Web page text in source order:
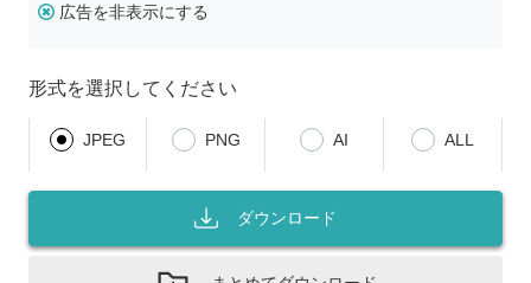
広告を非表示にする
形式を選択してください
JPEG PNG AI ALL
ダウンロード